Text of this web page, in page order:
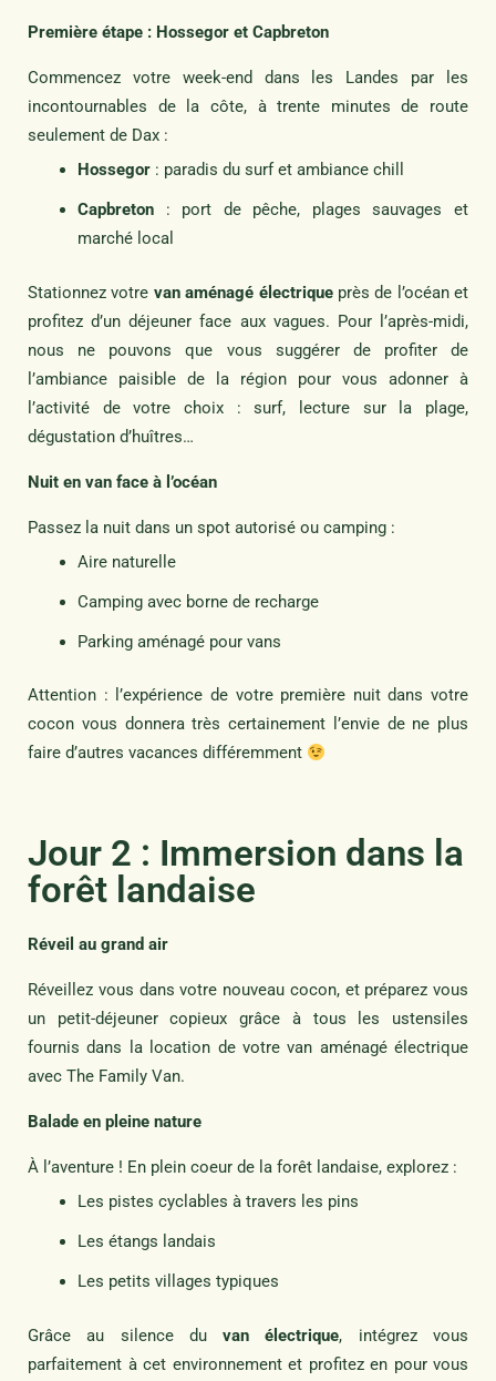
Première étape : Hossegor et Capbreton
Commencez votre week-end dans les Landes par les
incontournables de la côte, à trente minutes de route
seulement de Dax :
Hossegor : paradis du surf et ambiance chill
Capbreton : port de pêche, plages sauvages et
marché local
Stationnez votre van aménagé électriqueprès de l’océan et
profitez d’un déjeuner face aux vagues. Pour l’après-midi,
nous ne pouvons que vous suggérer de profiter de
l’ambiance paisible de la région pour vous adonner à
l’activité de votre choix : surf, lecture sur la plage,
dégustation d’huîtres…
Nuit en van face à l’océan
Passez la nuit dans un spot autorisé ou camping :
Aire naturelle
Camping avec borne de recharge
Parking aménagé pour vans
Attention : l’expérience de votre première nuit dans votre
cocon vous donnera très certainement l’envie de ne plus
faire d’autres vacances différemment
Jour 2 : Immersion dans la
forêt landaise
Réveil au grand air
Réveillez vous dans votre nouveau cocon, et préparez vous
un petit-déjeuner copieux grâce à tous les ustensiles
fournis dans la location de votre van aménagé électrique
avec The Family Van.
Balade en pleine nature
À l’aventure ! En plein coeur de la forêt landaise, explorez :
Les pistes cyclables à travers les pins
Les étangs landais
Les petits villages typiques
Grâce au silence duvan électrique, intégrez vous
parfaitement à cet environnement et profitez en pour vous